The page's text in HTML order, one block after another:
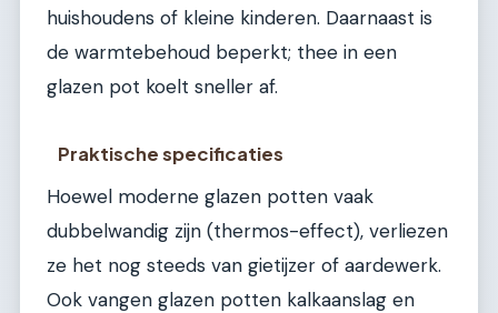
huishoudens of kleine kinderen. Daarnaast is
de warmtebehoud beperkt; thee in een
glazen pot koelt sneller af.
Praktische specificaties
Hoewel moderne glazen potten vaak
dubbelwandig zijn (thermos-effect), verliezen
ze het nog steeds van gietijzer of aardewerk.
Ook vangen glazen potten kalkaanslag en